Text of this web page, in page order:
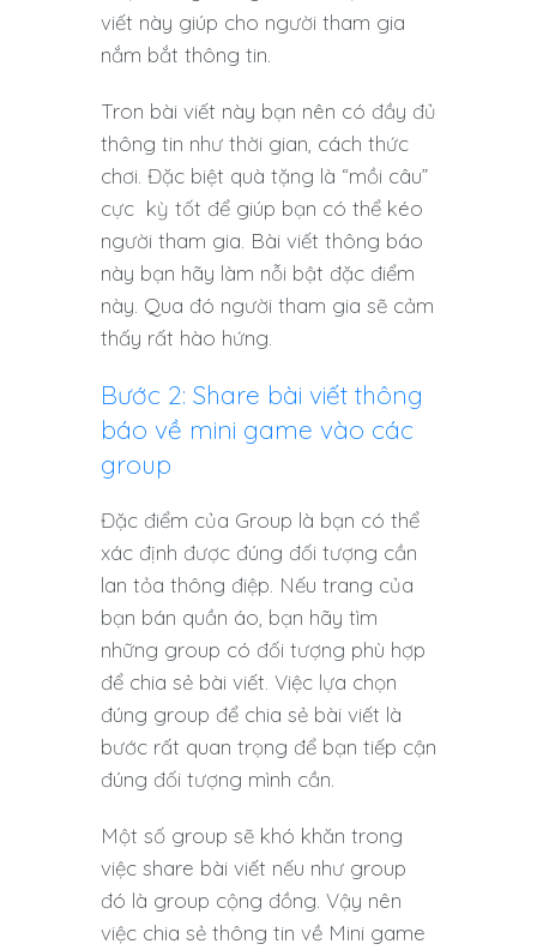
viết này giúp cho người tham gia
nắm bắt thông tin.
Tron bài viết này bạn nên có đầy đủ
thông tin như thời gian, cách thức
chơi. Đặc biệt quà tặng là “mồi câu”
cực kỳ tốt để giúp bạn có thể kéo
người tham gia. Bài viết thông báo
này bạn hãy làm nỗi bật đặc điểm
này. Qua đó người tham gia sẽ cảm
thấy rất hào hứng.
Bước 2: Share bài viết thông
báo về mini game vào các
group
Đặc điểm của Group là bạn có thể
xác định được đúng đối tượng cần
lan tỏa thông điệp. Nếu trang của
bạn bán quần áo, bạn hãy tìm
những group có đối tượng phù hợp
để chia sẻ bài viết. Việc lựa chọn
đúng group để chia sẻ bài viết là
bước rất quan trọng để bạn tiếp cận
đúng đối tượng mình cần.
Một số group sẽ khó khăn trong
việc share bài viết nếu như group
đó là group cộng đồng. Vậy nên
việc chia sẻ thông tin về Mini game